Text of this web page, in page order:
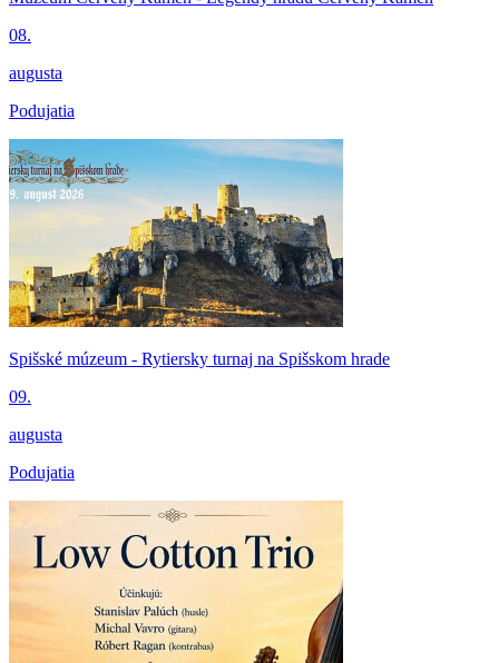
08.
augusta
Podujatia
Spišské múzeum - Rytiersky turnaj na Spišskom hrade
09.
augusta
Podujatia